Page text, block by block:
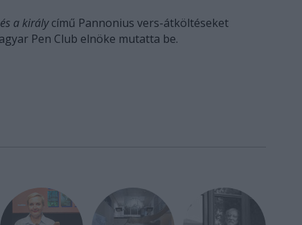
a királycímű Pannonius vers-átköltéseket
Pen Club elnöke mutatta be.